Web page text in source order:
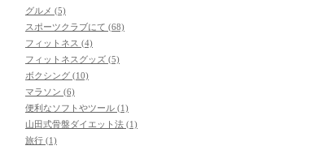
グルメ (5)
スポーツクラブにて (68)
フィットネス (4)
フィットネスグッズ (5)
ボクシング (10)
マラソン (6)
便利なソフトやツール (1)
山田式骨盤ダイエット法 (1)
旅行 (1)